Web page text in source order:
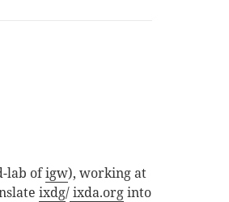
lab ofigw), working at
ixdg/ixda.orginto